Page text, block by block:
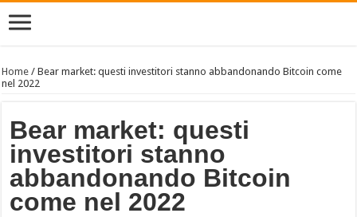
Home /Bear market: questi investitori stanno abbandonando Bitcoin come
nel 2022
Bear market: questi
investitori stanno
abbandonando Bitcoin
come nel 2022